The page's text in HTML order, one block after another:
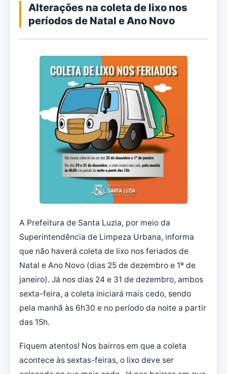
Alterações na coleta de lixo nos
períodos de Natal e Ano Novo
A Prefeitura de Santa Luzia, por meio da
Superintendência de Limpeza Urbana, informa
que não haverá coleta de lixo nos feriados de
Natal e Ano Novo (dias 25 de dezembro e 1º de
janeiro). Já nos dias 24 e 31 de dezembro, ambos
sexta-feira, a coleta iniciará mais cedo, sendo
pela manhã às 6h30 e no período da noite a partir
das 15h.
Fiquem atentos! Nos bairros em que a coleta
acontece às sextas-feiras, o lixo deve ser